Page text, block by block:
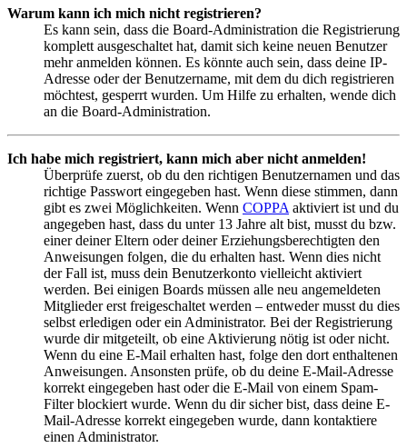
Warum kann ich mich nicht registrieren?
Es kann sein, dass die Board-Administration die Registrierung
komplett ausgeschaltet hat, damit sich keine neuen Benutzer
mehr anmelden können. Es könnte auch sein, dass deine IP-
Adresse oder der Benutzername, mit dem du dich registrieren
möchtest, gesperrt wurden. Um Hilfe zu erhalten, wende dich
an die Board-Administration.
Ich habe mich registriert, kann mich aber nicht anmelden!
Überprüfe zuerst, ob du den richtigen Benutzernamen und das
richtige Passwort eingegeben hast. Wenn diese stimmen, dann
gibt es zwei Möglichkeiten. Wenn COPPA aktiviert ist und du
angegeben hast, dass du unter 13 Jahre alt bist, musst du bzw.
einer deiner Eltern oder deiner Erziehungsberechtigten den
Anweisungen folgen, die du erhalten hast. Wenn dies nicht
der Fall ist, muss dein Benutzerkonto vielleicht aktiviert
werden. Bei einigen Boards müssen alle neu angemeldeten
Mitglieder erst freigeschaltet werden – entweder musst du dies
selbst erledigen oder ein Administrator. Bei der Registrierung
wurde dir mitgeteilt, ob eine Aktivierung nötig ist oder nicht.
Wenn du eine E-Mail erhalten hast, folge den dort enthaltenen
Anweisungen. Ansonsten prüfe, ob du deine E-Mail-Adresse
korrekt eingegeben hast oder die E-Mail von einem Spam-
Filter blockiert wurde. Wenn du dir sicher bist, dass deine E-
Mail-Adresse korrekt eingegeben wurde, dann kontaktiere
einen Administrator.